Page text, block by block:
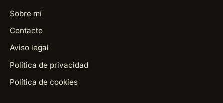
Sobre mí
Contacto
Aviso legal
Política de privacidad
Política de cookies